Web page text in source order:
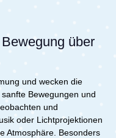
über
und wecken die
Bewegungen und
und
oder Lichtprojektionen
Atmosphäre. Besonders